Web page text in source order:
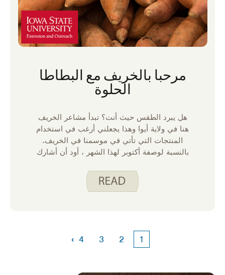
مرحبا بالخريف مع البطاطا
الحلوة
هل يبرد الطقس حيث أنت؟ تبدأ مشاعر الخريف
هنا في ولاية أيوا وهذا يجعلني أرغب في استخدام
المنتجات التي تأتي في موسمنا في الخريف.
بالنسبة لوصفة أكتوبر لهذا الشهر ، أود أن أشارك
من أنه يمكننا الحصول على البطاطا الحلوة من
محل البقالة على مدار العام ، إلا أنني أميل إلى
الخيارات اللذيذة!
1
2
3
4
›